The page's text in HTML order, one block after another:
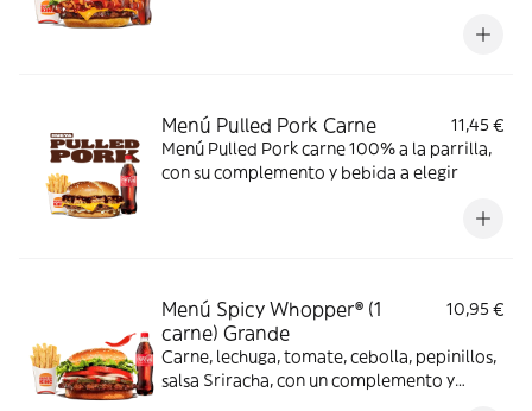
Menú Pulled Pork Carne
11,45 €
Menú Pulled Pork carne 100% a la parrilla,
con su complemento y bebida a elegir
Menú Spicy Whopper® (1
carne) Grande
10,95 €
Carne, lechuga, tomate, cebolla, pepinillos,
salsa Sriracha, con un complemento y